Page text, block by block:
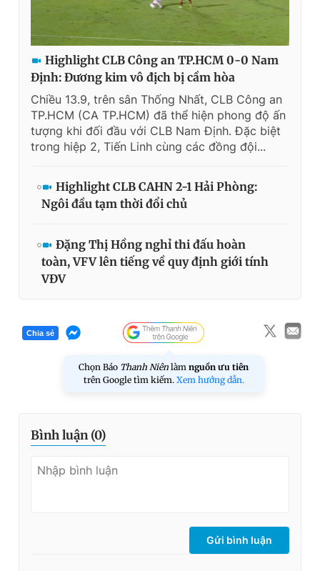
Highlight CLB Công an TP.HCM 0-0 Nam
Định: Đương kim vô địch bị cầm hòa
Chiều 13.9, trên sân Thống Nhất, CLB Công an
TP.HCM (CA TP.HCM) đã thể hiện phong độ ấn
tượng khi đối đầu với CLB Nam Định. Đặc biệt
trong hiệp 2, Tiến Linh cùng các đồng đội...
Highlight CLB CAHN 2-1 Hải Phòng:
Ngôi đầu tạm thời đổi chủ
Đặng Thị Hồng nghỉ thi đấu hoàn
toàn, VFV lên tiếng về quy định giới tính
VĐV
Chia sẻ
Chọn Báo Thanh Niên làm nguồn ưu tiên
trên Google tìm kiếm. Xem hướng dẫn.
Bình luận (0)
Gửi bình luận